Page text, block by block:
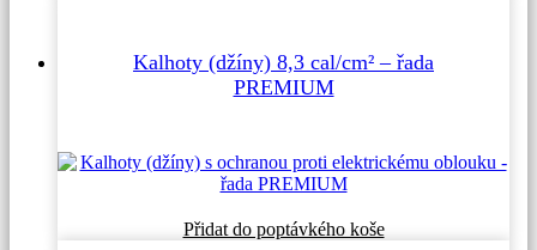
více
variant.
na
Kalhoty (džíny) 8,3 cal/cm² – řada
PREMIUM
Přidat do poptávkého košeTento